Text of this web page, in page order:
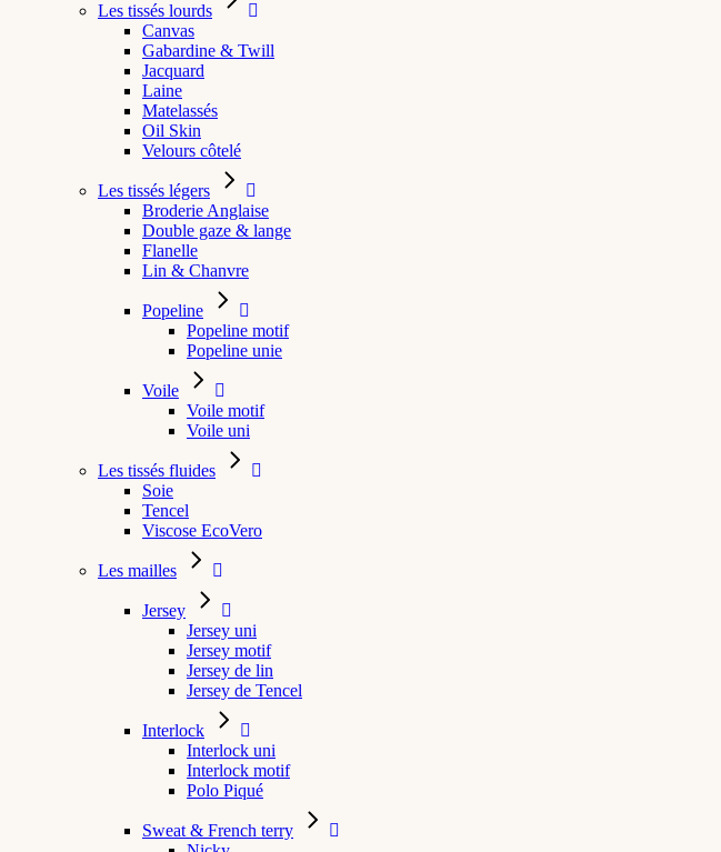
Les tissés lourds
Canvas
Gabardine & Twill
Jacquard
Laine
Matelassés
Oil Skin
Velours côtelé
Les tissés légers
Broderie Anglaise
Double gaze & lange
Flanelle
Lin & Chanvre
Popeline
Popeline motif
Popeline unie
Voile
Voile motif
Voile uni
Les tissés fluides
Soie
Tencel
Viscose EcoVero
Les mailles
Jersey
Jersey uni
Jersey motif
Jersey de lin
Jersey de Tencel
Interlock
Interlock uni
Interlock motif
Polo Piqué
Sweat & French terry